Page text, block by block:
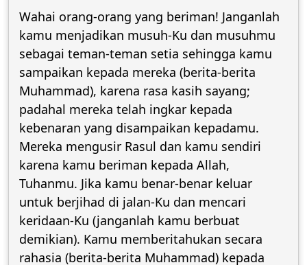
Wahai orang-orang yang beriman! Janganlah
kamu menjadikan musuh-Ku dan musuhmu
sebagai teman-teman setia sehingga kamu
sampaikan kepada mereka (berita-berita
Muhammad), karena rasa kasih sayang;
padahal mereka telah ingkar kepada
kebenaran yang disampaikan kepadamu.
Mereka mengusir Rasul dan kamu sendiri
karena kamu beriman kepada Allah,
Tuhanmu. Jika kamu benar-benar keluar
untuk berjihad di jalan-Ku dan mencari
keridaan-Ku (janganlah kamu berbuat
demikian). Kamu memberitahukan secara
rahasia (berita-berita Muhammad) kepada